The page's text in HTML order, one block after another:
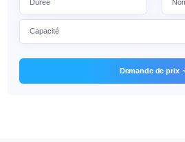
Demande de prix